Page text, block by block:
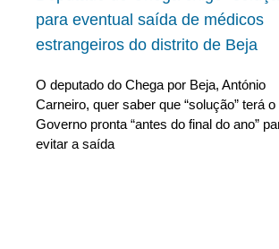
para eventual saída de médicos
estrangeiros do distrito de Beja
O deputado do Chega por Beja, António
Carneiro, quer saber que “solução” terá o
Governo pronta “antes do final do ano”
evitar a saída